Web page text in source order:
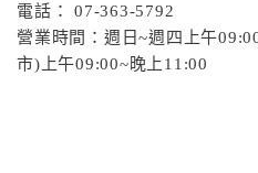
電話： 07-363-5792
營業時間：週日~週四上午
市)上午09:00~晚上11:00